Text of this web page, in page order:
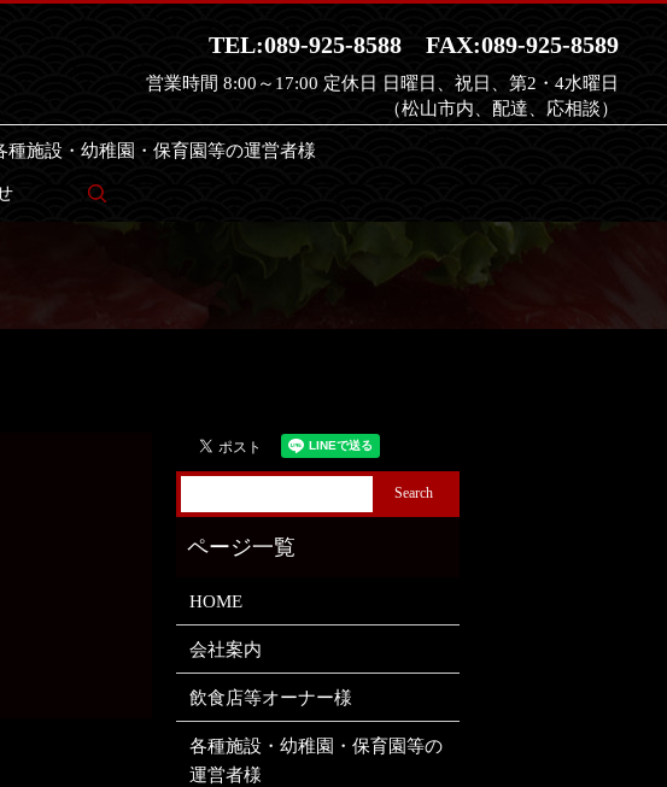
TEL:089-925-8588 FAX:089-925-8589
営業時間 8:00～17:00 定休日 日曜日、祝日、第2・4水曜日
（松山市内、配達、応相談）
種施設・幼稚園・保育園等の運営者様
HOME
会社案内
飲食店等オーナー様
各種施設・幼稚園・保育園等の
運営者様